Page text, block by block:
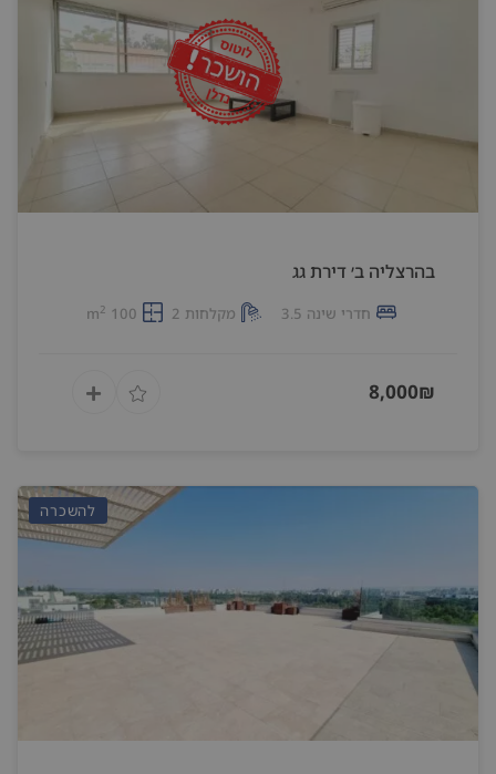
בהרצליה ב׳ דירת גג
חדרי שינה 3.5 מקלחות 2 100 m
2
8,000₪
להשכרה